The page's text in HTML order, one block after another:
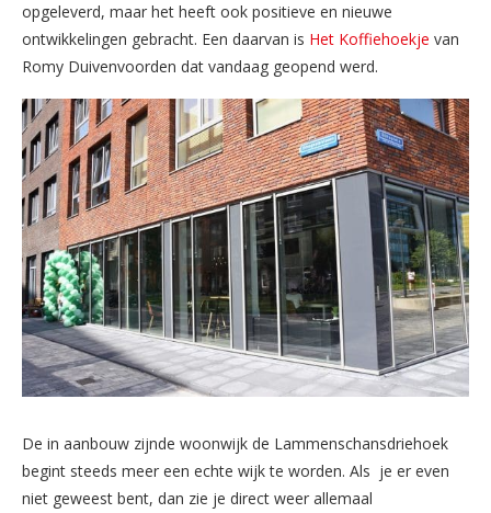
opgeleverd, maar het heeft ook positieve en nieuwe
ontwikkelingen gebracht. Een daarvan is Het Koffiehoekje van
Romy Duivenvoorden dat vandaag geopend werd.
De in aanbouw zijnde woonwijk de Lammenschansdriehoek
begint steeds meer een echte wijk te worden. Als je er even
niet geweest bent, dan zie je direct weer allemaal